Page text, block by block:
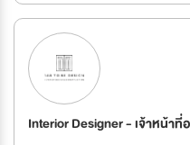
Interior Designer - เจ้าหน้า